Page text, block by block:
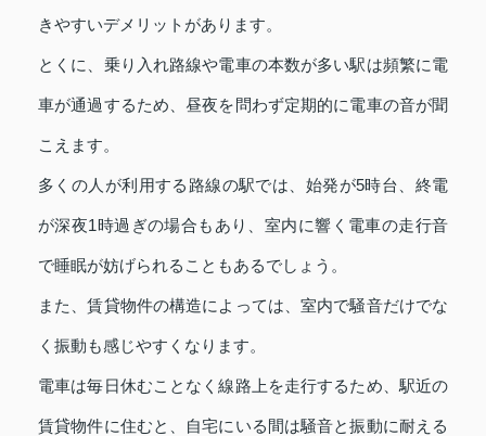
きやすいデメリットがあります。
とくに、乗り入れ路線や電車の本数が多い駅は頻繁に電
車が通過するため、昼夜を問わず定期的に電車の音が聞
こえます。
多くの人が利用する路線の駅では、始発が5時台、終電
が深夜1時過ぎの場合もあり、室内に響く電車の走行音
で睡眠が妨げられることもあるでしょう。
また、賃貸物件の構造によっては、室内で騒音だけでな
く振動も感じやすくなります。
電車は毎日休むことなく線路上を走行するため、駅近の
賃貸物件に住むと、自宅にいる間は騒音と振動に耐える